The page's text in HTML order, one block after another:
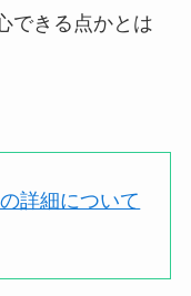
できる点かとは
詳細について